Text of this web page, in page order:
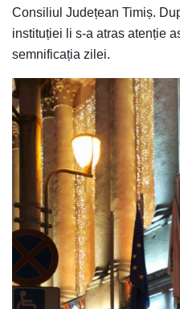
Consiliul Județean Timiș.
instituției li s-a atras atenție
semnificația zilei.